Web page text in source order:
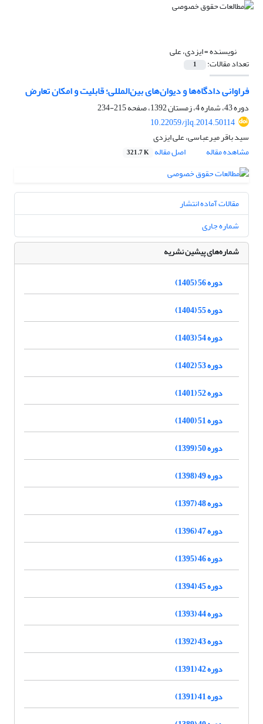
نویسنده =ایزدی، علی
تعداد مقالات: 1
فراوانی دادگاه‌ها و دیوان‌های بین‌المللی؛ قابلیت و امکان تعارض
دوره 43، شماره 4، زمستان 1392، صفحه
215-234
10.22059/jlq.2014.50114
سید باقر میرعباسی، علی ایزدی
مشاهده مقاله
اصل مقاله 321.7 K
مقالات آماده انتشار
شماره جاری
شماره‌های پیشین نشریه
دوره 56 (1405)
دوره 55 (1404)
دوره 54 (1403)
دوره 53 (1402)
دوره 52 (1401)
دوره 51 (1400)
دوره 50 (1399)
دوره 49 (1398)
دوره 48 (1397)
دوره 47 (1396)
دوره 46 (1395)
دوره 45 (1394)
دوره 44 (1393)
دوره 43 (1392)
دوره 42 (1391)
دوره 41 (1391)